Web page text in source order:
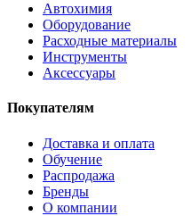
Автохимия
Оборудование
Расходные материалы
Инструменты
Аксессуары
Покупателям
Доставка и оплата
Обучение
Распродажа
Бренды
О компании